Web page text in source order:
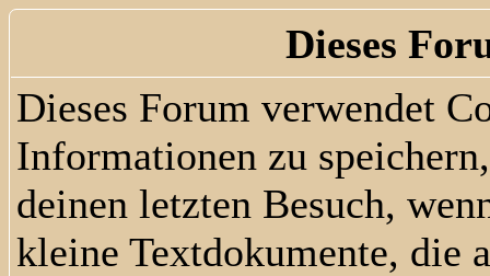
Dieses
Dieses Forum verwendet
Informationen zu
deinen letzten Besuch,
kleine Textdokumente, die